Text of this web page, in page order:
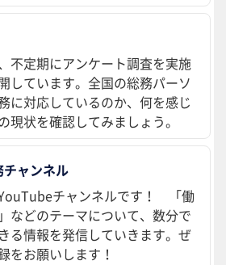
不定期にアンケート調査を実施
しています。全国の総務パーソ
に対応しているのか、何を感じ
現状を確認してみましょう。
ャンネル
YouTubeチャンネルです！ 「働
などのテーマについて、数分で
る情報を発信していきます。ぜ
をお願いします！